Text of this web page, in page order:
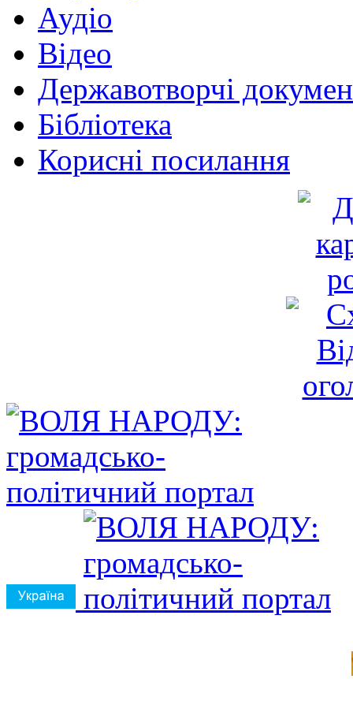
Аудіо
Відео
Державотворчі
Бібліотека
Корисні посилання